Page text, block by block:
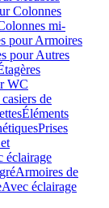
Colonnes
mi-
pour Armoires
pour Autres
WC
de
Éléments
Prises
éclairage
Armoires de
Avec éclairage